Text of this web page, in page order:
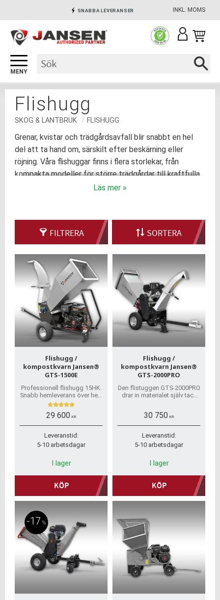
Meny
INKL. MOMS
SNABBA LEVERANSER
SÄKRA BETALNINGAR
Flishugg
SKOG & LANTBRUK FLISHUGG
Grenar, kvistar och trädgårdsavfall blir snabbt en hel
del att ta hand om, särskilt efter beskärning eller
röjning. Våra flishuggar finns i flera storlekar, från
kompakta modeller för större trädgårdar till kraftfulla
traktordrivna maskiner för skogsbruk och entreprenad.
FILTRERA SORTERA
Flishugg /
kompostkvarn Jansen®
GTS-1500E
Professionell flishugg 15HK.
Snabb hemleverans över hela
Sverige! Vi har alla
29 600 KR
Leveranstid:
5-10 arbetsdagar
I lager
KÖP
Flishugg /
kompostkvarn Jansen®
GTS-2000PRO
Den flistuggen GTS-2000PRO
drar in materialet själv tack
och ett motskär.
30 750 KR
Leveranstid:
5-10 arbetsdagar
I lager
KÖP
17 %